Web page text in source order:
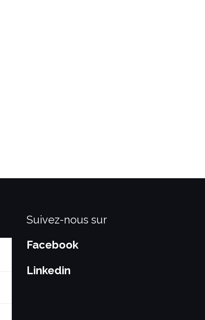
Suivez-nous sur
Facebook
Linkedin